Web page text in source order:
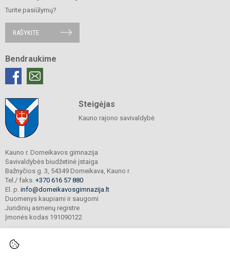
Turite pasiūlymų?
RAŠYKITE
Bendraukime
Steigėjas
Kauno rajono savivaldybė
Kauno r. Domeikavos gimnazija
Savivaldybės biudžetinė įstaiga
Bažnyčios g. 3, 54349 Domeikava, Kauno r.
Tel./ faks. +370 616 57 880
El. p. info@domeikavosgimnazija.lt
Duomenys kaupiami ir saugomi
Juridinių asmenų registre
Įmonės kodas 191090122